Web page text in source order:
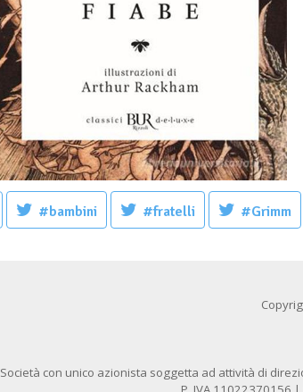
#bambini #fratelli #Grimm
Società con unico azionista soggetta ad attività di